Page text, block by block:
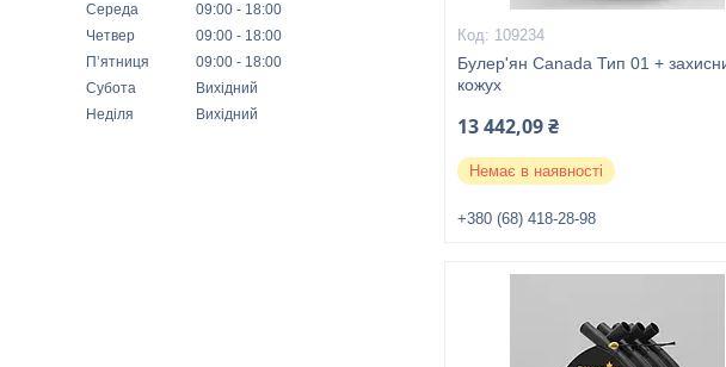
Середа
09:00
18:00
Четвер
09:00
18:00
Пʼятниця
09:00
18:00
Субота
Вихідний
Неділя
Вихідний
109234
Булер'ян Canada Тип 01 +
кожух
13 442,09 ₴
Немає в наявності
+380 (68) 418-28-98